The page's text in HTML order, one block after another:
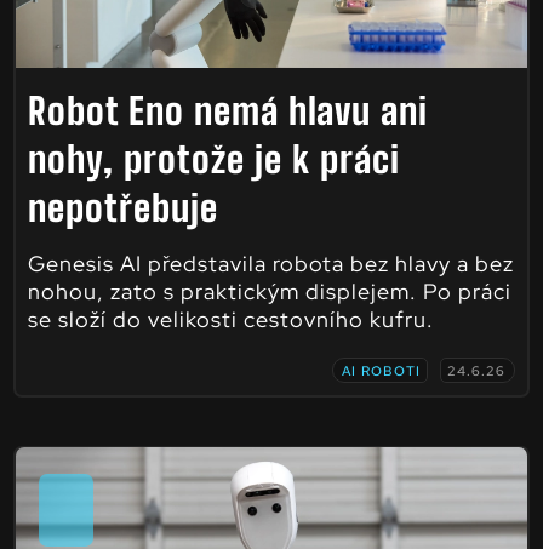
Robot Eno nemá hlavu ani
nohy, protože je k práci
nepotřebuje
Genesis AI představila robota bez hlavy a bez
nohou, zato s praktickým displejem. Po práci
se složí do velikosti cestovního kufru.
AI ROBOTI 24.6.26